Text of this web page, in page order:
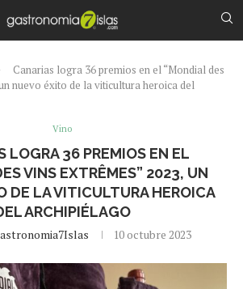
Canarias logra 36 premios en el “Mondial des
nuevo éxito de la viticultura heroica del
Vino
LOGRA 36 PREMIOS EN EL
VINS EXTRÊMES” 2023, UN
DE LA VITICULTURA HEROICA
ARCHIPIÉLAGO
10 octubre 2023